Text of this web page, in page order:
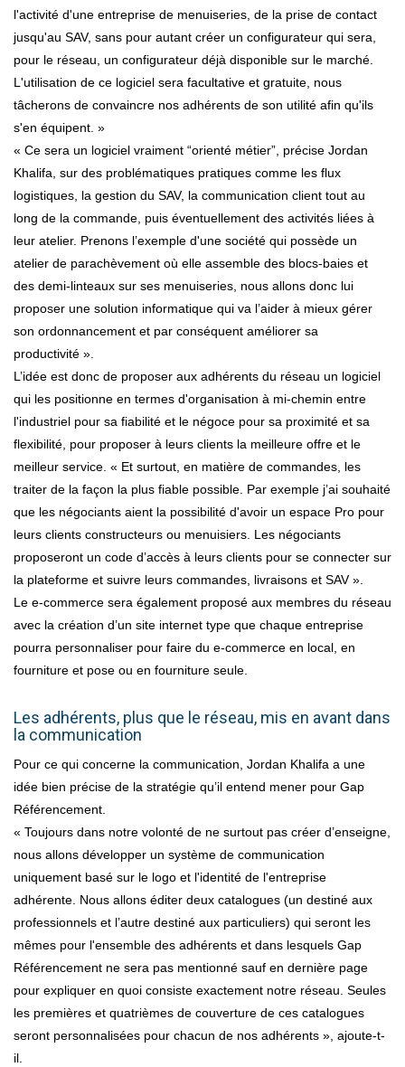
l'activité d'une entreprise de menuiseries, de la prise de contact
jusqu'au SAV, sans pour autant créer un configurateur qui sera,
pour le réseau, un configurateur déjà disponible sur le marché.
L'utilisation de ce logiciel sera facultative et gratuite, nous
tâcherons de convaincre nos adhérents de son utilité afin qu'ils
s'en équipent. »
« Ce sera un logiciel vraiment “orienté métier”, précise Jordan
Khalifa, sur des problématiques pratiques comme les flux
logistiques, la gestion du SAV, la communication client tout au
long de la commande, puis éventuellement des activités liées à
leur atelier. Prenons l’exemple d'une société qui possède un
atelier de parachèvement où elle assemble des blocs-baies et
des demi-linteaux sur ses menuiseries, nous allons donc lui
proposer une solution informatique qui va l’aider à mieux gérer
son ordonnancement et par conséquent améliorer sa
productivité ».
L’idée est donc de proposer aux adhérents du réseau un logiciel
qui les positionne en termes d'organisation à mi-chemin entre
l'industriel pour sa fiabilité et le négoce pour sa proximité et sa
flexibilité, pour proposer à leurs clients la meilleure offre et le
meilleur service. « Et surtout, en matière de commandes, les
traiter de la façon la plus fiable possible. Par exemple j’ai souhaité
que les négociants aient la possibilité d'avoir un espace Pro pour
leurs clients constructeurs ou menuisiers. Les négociants
proposeront un code d’accès à leurs clients pour se connecter sur
la plateforme et suivre leurs commandes, livraisons et SAV ».
Le e-commerce sera également proposé aux membres du réseau
avec la création d’un site internet type que chaque entreprise
pourra personnaliser pour faire du e-commerce en local, en
fourniture et pose ou en fourniture seule.
Les adhérents, plus que le réseau, mis en avant dans
la communication
Pour ce qui concerne la communication, Jordan Khalifa a une
idée bien précise de la stratégie qu’il entend mener pour Gap
Référencement.
« Toujours dans notre volonté de ne surtout pas créer d’enseigne,
nous allons développer un système de communication
uniquement basé sur le logo et l'identité de l'entreprise
adhérente. Nous allons éditer deux catalogues (un destiné aux
professionnels et l’autre destiné aux particuliers) qui seront les
mêmes pour l'ensemble des adhérents et dans lesquels Gap
Référencement ne sera pas mentionné sauf en dernière page
pour expliquer en quoi consiste exactement notre réseau. Seules
les premières et quatrièmes de couverture de ces catalogues
seront personnalisées pour chacun de nos adhérents », ajoute-t-
il.